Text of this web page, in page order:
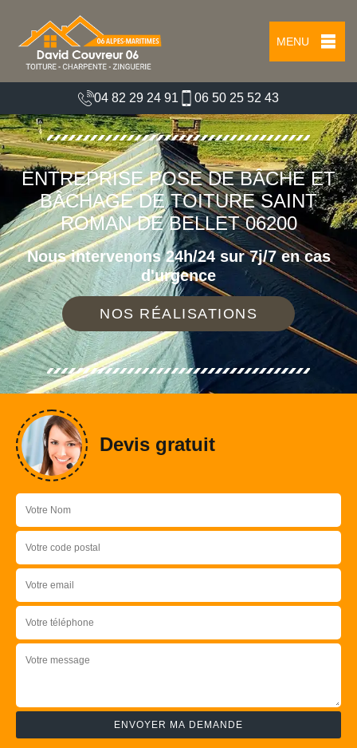
MENU
04 82 29 24 91 06 50 25 52 43
ENTREPRISE POSE DE BÂCHE ET
BÂCHAGE DE TOITURE SAINT
ROMAN DE BELLET 06200
Nous intervenons 24h/24 sur 7j/7 en cas
d'urgence
NOS RÉALISATIONS
Devis gratuit